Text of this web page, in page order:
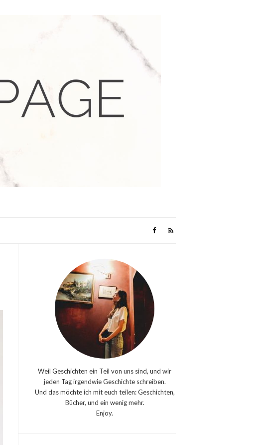
Weil Geschichten ein Teil von uns sind, und wir
jeden Tag irgendwie Geschichte schreiben.
Und das möchte ich mit euch teilen: Geschichten,
Bücher, und ein wenig mehr.
Enjoy.